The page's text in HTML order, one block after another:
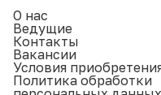
О нас
Ведущие
Контакты
Вакансии
Условия
Политика обработки